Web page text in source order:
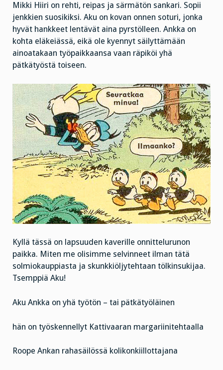
Mikki Hiiri on rehti, reipas ja särmätön sankari. Sopii
jenkkien suosikiksi. Aku on kovan onnen soturi, jonka
hyvät hankkeet lentävät aina pyrstölleen. Ankka on
kohta eläkeiässä, eikä ole kyennyt säilyttämään
ainoatakaan työpaikkaansa vaan räpiköi yhä
pätkätyöstä toiseen.
Kyllä tässä on lapsuuden kaverille onnittelurunon
paikka. Miten me olisimme selvinneet ilman tätä
solmiokauppiasta ja skunkkiöljytehtaan tölkinsukijaa.
Tsemppiä Aku!
Aku Ankka on yhä työtön – tai pätkätyöläinen
hän on työskennellyt Kattivaaran margariinitehtaalla
Roope Ankan rahasäilössä kolikonkiillottajana